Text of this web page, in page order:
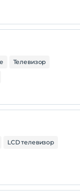
Телевизор
LCD телевизор